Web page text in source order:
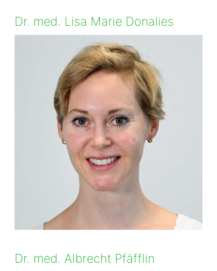
Dr. med. Lisa Marie Donalies
Dr. med. Albrecht Pfäfflin